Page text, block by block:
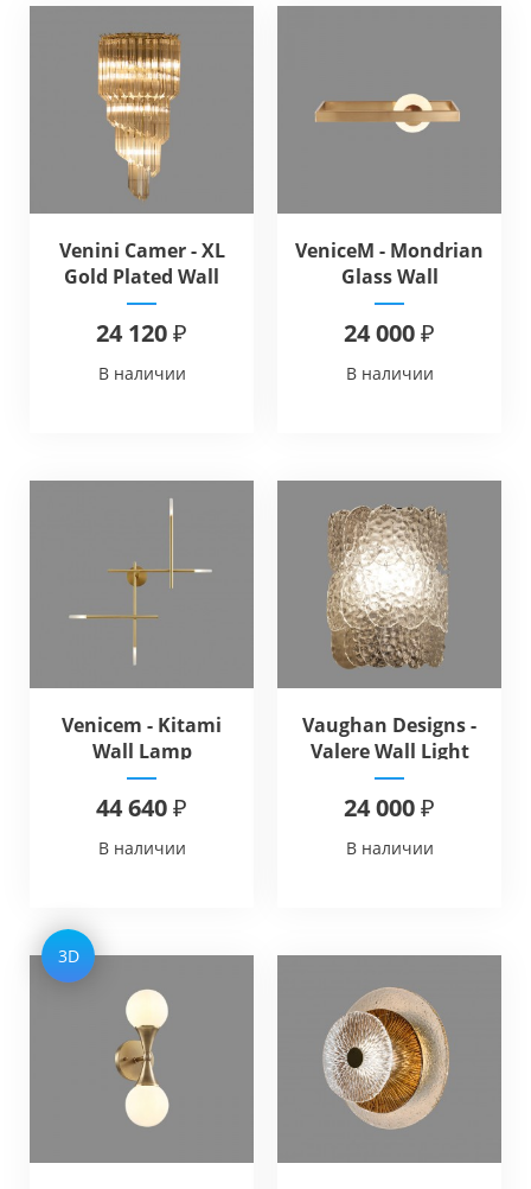
Venini Camer - XL
Gold Plated Wall
Lamp Crystal Prism
24 120 ₽
В наличии
VeniceM - Mondrian
Glass Wall
24 000 ₽
В наличии
Venicem - Kitami
Wall Lamp
44 640 ₽
В наличии
Vaughan Designs -
Valere Wall Light
24 000 ₽
В наличии
3D